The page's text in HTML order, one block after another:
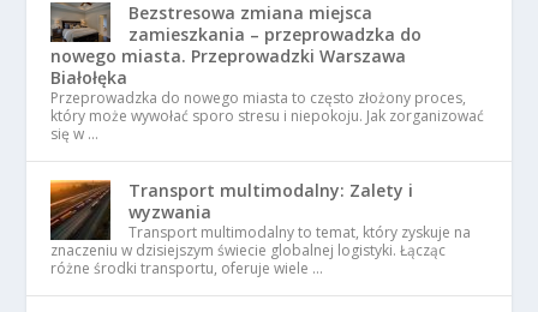
Bezstresowa zmiana miejsca
zamieszkania – przeprowadzka do
nowego miasta. Przeprowadzki Warszawa
Białołęka
Przeprowadzka do nowego miasta to często złożony proces,
który może wywołać sporo stresu i niepokoju. Jak zorganizować
się w …
Transport multimodalny: Zalety i
wyzwania
Transport multimodalny to temat, który zyskuje na
znaczeniu w dzisiejszym świecie globalnej logistyki. Łącząc
różne środki transportu, oferuje wiele …